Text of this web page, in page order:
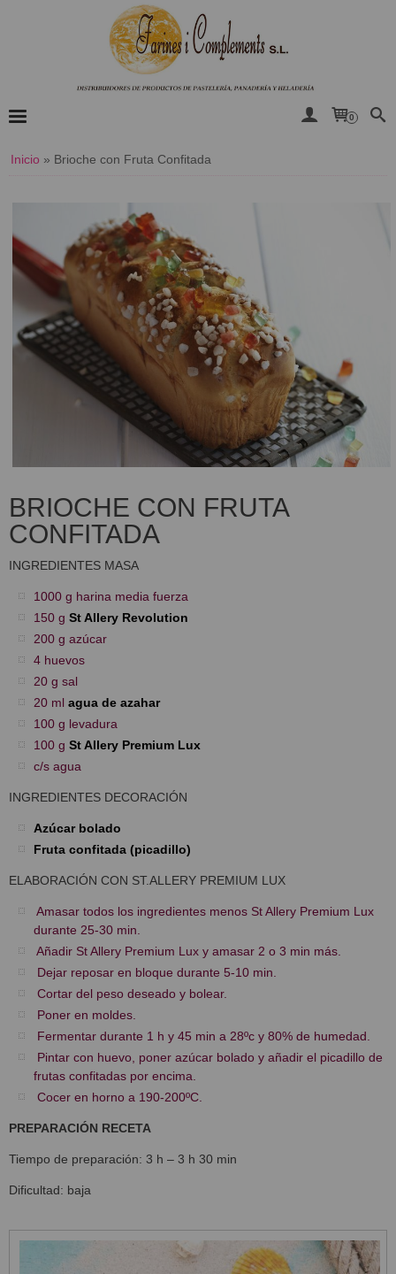
0
Inicio » Brioche con Fruta Confitada
BRIOCHE CON FRUTA
CONFITADA
INGREDIENTES MASA
1000 g harina media fuerza
150 g St Allery Revolution
200 g azúcar
4 huevos
20 g sal
20 ml agua de azahar
100 g levadura
100 g St Allery Premium Lux
c/s agua
INGREDIENTES DECORACIÓN
Azúcar bolado
Fruta confitada (picadillo)
ELABORACIÓN CON ST.ALLERY PREMIUM LUX
Amasar todos los ingredientes menos St Allery Premium Lux
durante 25-30 min.
Añadir St Allery Premium Lux y amasar 2 o 3 min más.
Dejar reposar en bloque durante 5-10 min.
Cortar del peso deseado y bolear.
Poner en moldes.
Fermentar durante 1 h y 45 min a 28ºc y 80% de humedad.
Pintar con huevo, poner azúcar bolado y añadir el picadillo de
frutas confitadas por encima.
Cocer en horno a 190-200ºC.
PREPARACIÓN RECETA
Tiempo de preparación: 3 h – 3 h 30 min
Dificultad: baja